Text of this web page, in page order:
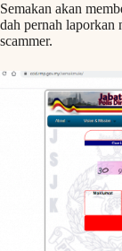
Semakan akan
dah pernah laporkan
scammer.